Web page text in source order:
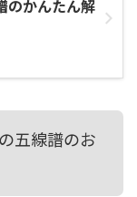
のかんたん解
五線譜のお